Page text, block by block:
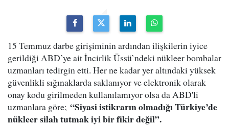
15 Temmuz darbe girişiminin ardından ilişkilerin iyice
gerildiği ABD’ye ait İncirlik Üssü’ndeki nükleer bombalar
uzmanları tedirgin etti. Her ne kadar yer altındaki yüksek
güvenlikli sığınaklarda saklanıyor ve elektronik olarak
onay kodu girilmeden kullanılamıyor olsa da ABD'li
uzmanlara göre; “Siyasi istikrarın olmadığı Türkiye’de
nükleer silah tutmak iyi bir fikir değil”.